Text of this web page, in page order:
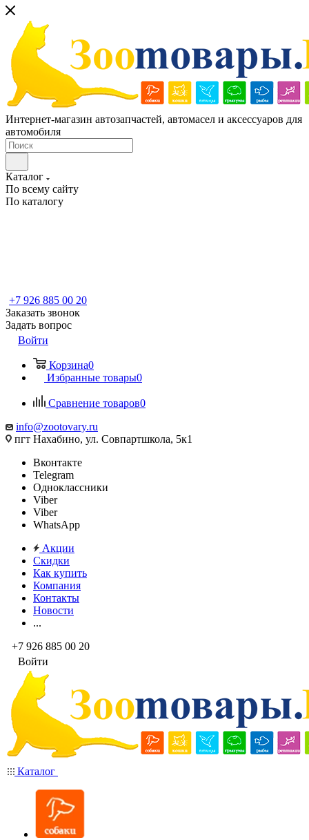
Интернет-магазин автозапчастей, автомасел и аксессуаров для
автомобиля
Каталог
По всему сайту
По каталогу
+7 926 885 00 20
Заказать звонок
Задать вопрос
Войти
Корзина0
Избранные товары0
Сравнение товаров0
info@zootovary.ru
пгт Нахабино, ул. Совпартшкола, 5к1
Вконтакте
Telegram
Одноклассники
Viber
Viber
WhatsApp
Акции
Скидки
Как купить
Компания
Контакты
Новости
...
+7 926 885 00 20
Войти
Каталог